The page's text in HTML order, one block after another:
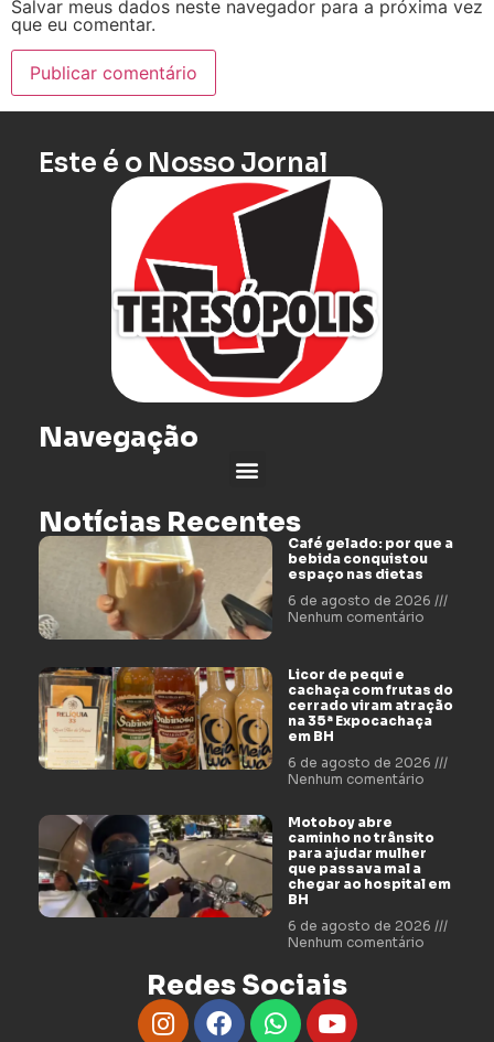
Salvar meus dados neste navegador para a próxima vez
que eu comentar.
Este é o Nosso Jornal
Navegação
Notícias Recentes
Café gelado: por que a
bebida conquistou
espaço nas dietas
6 de agosto de 2026
Nenhum comentário
Licor de pequi e
cachaça com frutas do
cerrado viram atração
na 35ª Expocachaça
em BH
6 de agosto de 2026
Nenhum comentário
Motoboy abre
caminho no trânsito
para ajudar mulher
que passava mal a
chegar ao hospital em
BH
6 de agosto de 2026
Nenhum comentário
Redes Sociais